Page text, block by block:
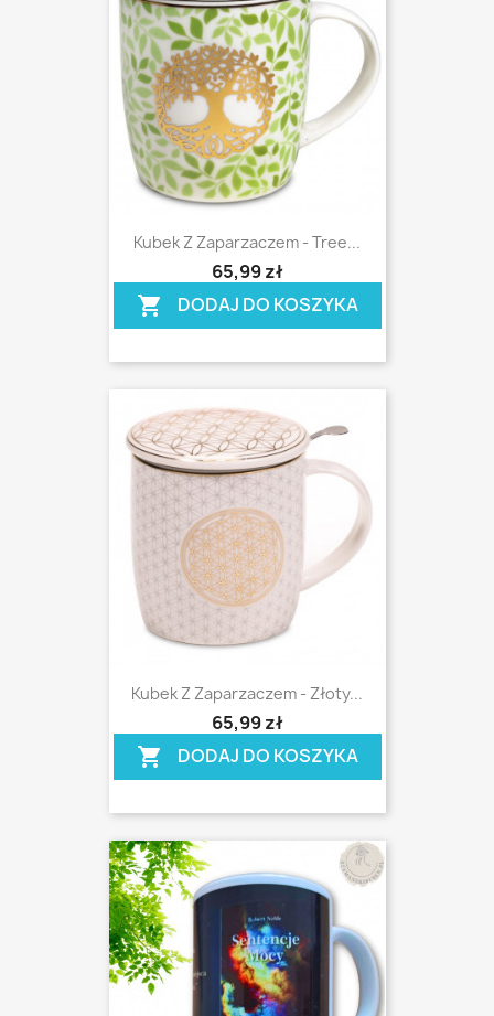
Kubek Z Zaparzaczem - Tree...
65,99 zł
shopping_cart DODAJ DO KOSZYKA
Kubek Z Zaparzaczem - Złoty...
65,99 zł
shopping_cart DODAJ DO KOSZYKA